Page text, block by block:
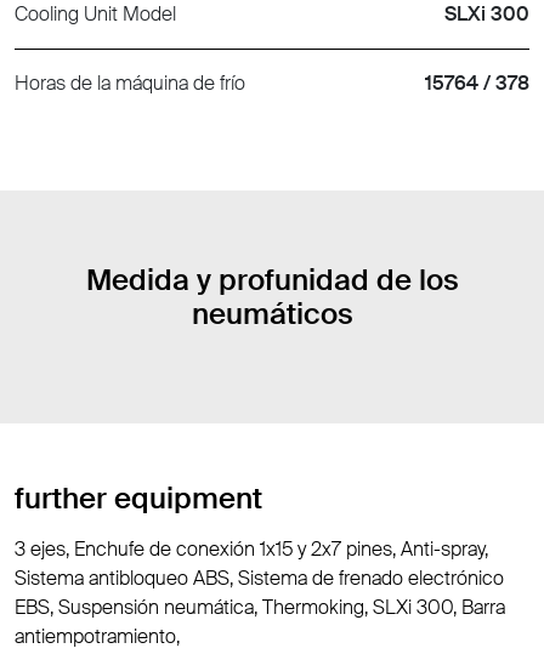
Cooling Unit Model SLXi 300
Horas de la máquina de frío 15764 / 378
Medida y profunidad de los
neumáticos
further equipment
3 ejes, Enchufe de conexión 1x15 y 2x7 pines, Anti-spray,
Sistema antibloqueo ABS, Sistema de frenado electrónico
EBS, Suspensión neumática, Thermoking, SLXi 300, Barra
antiempotramiento,